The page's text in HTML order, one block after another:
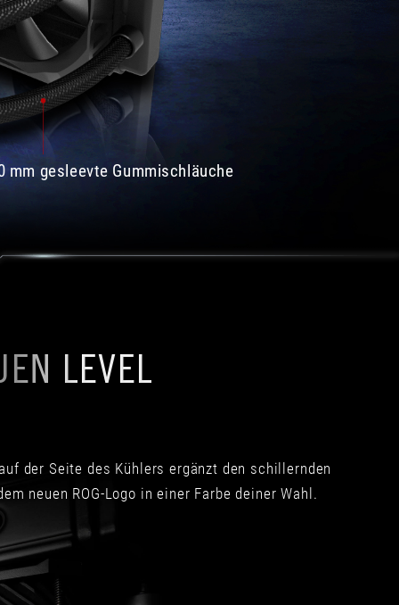
mm gesleevte Gummischläuche
LEVEL
der Seite des Kühlers ergänzt den schillernden
neuen ROG-Logo in einer Farbe deiner Wahl.